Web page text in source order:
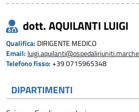
dott. AQUILANTI LUIGI
Qualifica: DIRIGENTE MEDICO
Email:
Telefono fisso: +39 0715965348
DIPARTIMENTI